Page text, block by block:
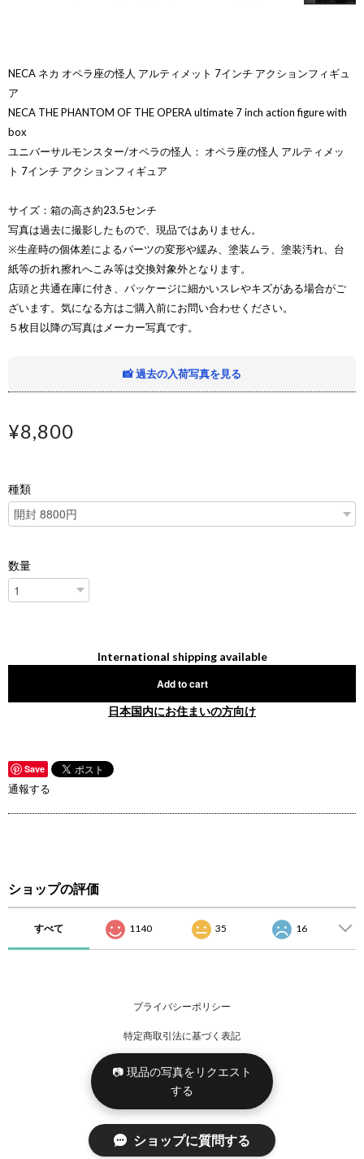
NECA ネカ オペラ座の怪人 アルティメット 7インチ アクションフィギュ
ア
NECA THE PHANTOM OF THE OPERA ultimate 7 inch action figure with
box
ユニバーサルモンスター/オペラの怪人： オペラ座の怪人 アルティメッ
ト 7インチ アクションフィギュア
サイズ：箱の高さ約23.5センチ
写真は過去に撮影したもので、現品ではありません。
※生産時の個体差によるパーツの変形や緩み、塗装ムラ、塗装汚れ、台
紙等の折れ擦れへこみ等は交換対象外となります。
店頭と共通在庫に付き、パッケージに細かいスレやキズがある場合がご
ざいます。気になる方はご購入前にお問い合わせください。
５枚目以降の写真はメーカー写真です。
📸 過去の入荷写真を見る
¥8,800
種類
数量
International shipping available
Add to cart
日本国内にお住まいの方向け
Save
通報する
ショップの評価
すべて 1140 35 16
プライバシーポリシー
特定商取引法に基づく表記
📷 現品の写真をリクエスト
する
ショップに質問する